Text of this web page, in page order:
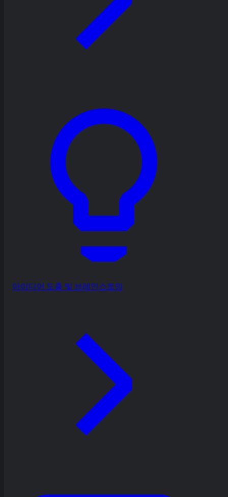
아이디어 도출 및 브레인스토밍